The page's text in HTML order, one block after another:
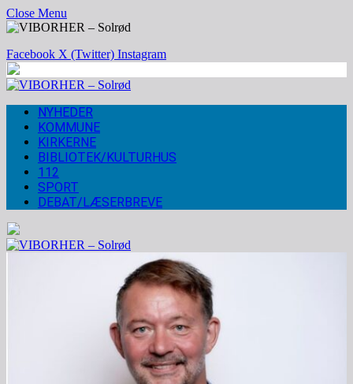
Close Menu
Facebook X (Twitter) Instagram
NYHEDER
KOMMUNE
KIRKERNE
BIBLIOTEK/KULTURHUS
112
SPORT
DEBAT/LÆSERBREVE